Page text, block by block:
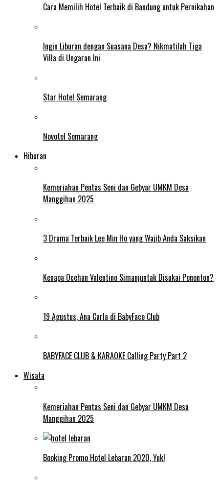
Cara Memilih Hotel Terbaik di Bandung untuk Pernikahan
Ingin Liburan dengan Suasana Desa? Nikmatilah Tiga
Villa di Ungaran Ini
Star Hotel Semarang
Novotel Semarang
Hiburan
Kemeriahan Pentas Seni dan Gebyar UMKM Desa
Manggihan 2025
3 Drama Terbaik Lee Min Ho yang Wajib Anda Saksikan
Kenapa Ocehan Valentino Simanjuntak Disukai Penonton?
19 Agustus, Ana Carla di BabyFace Club
BABYFACE CLUB & KARAOKE Calling Party Part 2
Wisata
Kemeriahan Pentas Seni dan Gebyar UMKM Desa
Manggihan 2025
Booking Promo Hotel Lebaran 2020, Yuk!